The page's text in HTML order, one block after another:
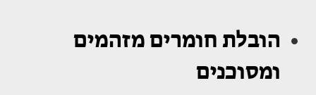
הובלת חומרים מזהמים
ומסוכנים